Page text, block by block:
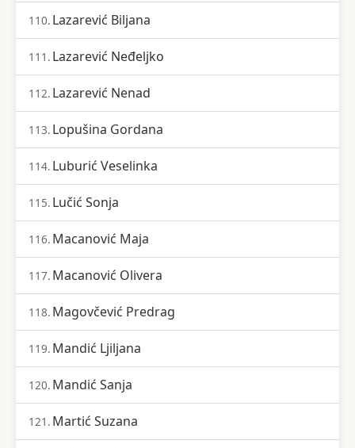
110. Lazarević Biljana
111. Lazarević Neđeljko
112. Lazarević Nenad
113. Lopušina Gordana
114. Luburić Veselinka
115. Lučić Sonja
116. Macanović Maja
117. Macanović Olivera
118. Magovčević Predrag
119. Mandić Ljiljana
120. Mandić Sanja
121. Martić Suzana